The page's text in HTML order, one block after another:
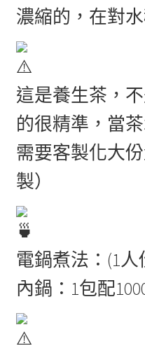
濃縮的，在對
這是養生茶，
的很精準，當
需要客製化大
製）
電鍋煮法：(1人
內鍋：1包配